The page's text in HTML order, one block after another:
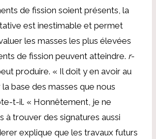
de fission soient présents, la
est inestimable et permet
les masses les plus élevées
de fission peuvent atteindre. r-
produire. « Il doit y en avoir au
base des masses que nous
t-il. « Honnêtement, je ne
à trouver des signatures aussi
explique que les travaux futurs